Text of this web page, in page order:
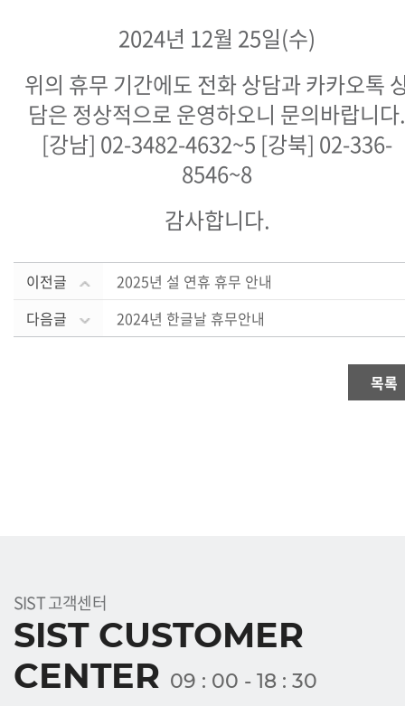
2024년 12월 25일(수)
위의 휴무 기간에도 전화 상담과 카카오톡
담은 정상적으로 운영하오니 문의바랍니다.
[강남] 02-3482-4632~5 [강북] 02-336-
8546~8
감사합니다.
이전글
2025년 설 연휴 휴무 안내
다음글
2024년 한글날 휴무안내
목록
SIST 고객센터
SIST CUSTOMER
CENTER 09 : 00 - 18 : 30